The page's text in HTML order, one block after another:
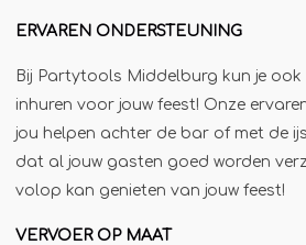
Partytrailer
Poffertjes
Popcornmachine
Slush
Slurphut
ERVAREN ONDERSTEUNING
Bij Partytools Middelburg kun je ook
inhuren voor jouw feest! Onze
jou helpen achter de bar of met de
dat al jouw gasten goed worden
volop kan genieten van jouw feest!
VERVOER OP MAAT